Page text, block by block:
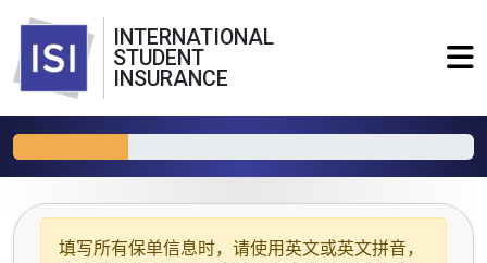
INTERNATIONAL
STUDENT
INSURANCE
填写所有保单信息时，请使用 英文或英文拼音，